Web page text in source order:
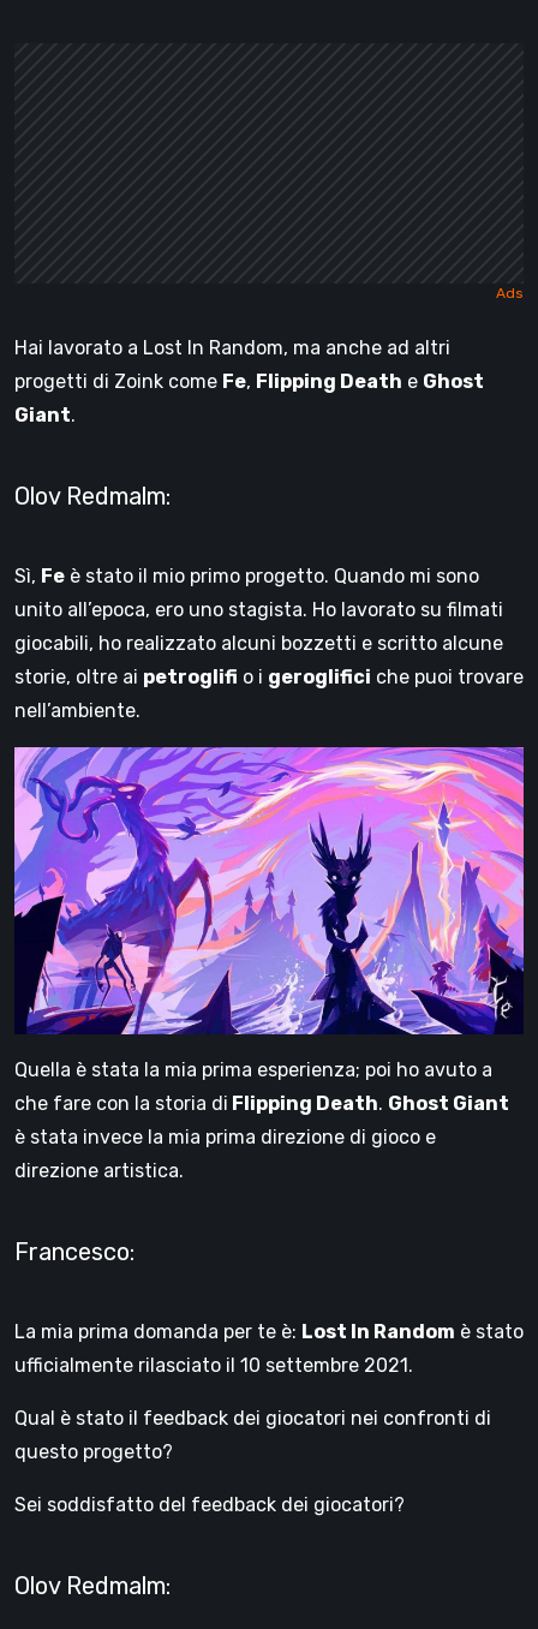
Hai lavorato a Lost In Random, ma anche ad altri
progetti di Zoink come Fe, Flipping Death e Ghost
Giant.
Olov Redmalm:
Sì, Fe è stato il mio primo progetto. Quando mi sono
unito all’epoca, ero uno stagista. Ho lavorato su filmati
giocabili, ho realizzato alcuni bozzetti e scritto alcune
storie, oltre ai petroglifi o i geroglifici che puoi trovare
nell’ambiente.
Quella è stata la mia prima esperienza; poi ho avuto a
che fare con la storia di Flipping Death. Ghost Giant
è stata invece la mia prima direzione di gioco e
direzione artistica.
Francesco:
La mia prima domanda per te è: Lost In Random è stato
ufficialmente rilasciato il 10 settembre 2021.
Qual è stato il feedback dei giocatori nei confronti di
questo progetto?
Sei soddisfatto del feedback dei giocatori?
Olov Redmalm: